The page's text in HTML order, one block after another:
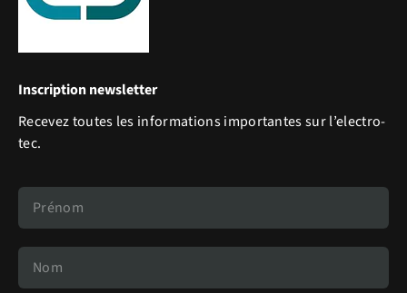
Inscription newsletter
Recevez toutes les informations importantes sur l’electro-
tec.